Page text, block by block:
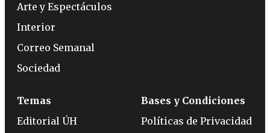
Arte y Espectáculos
Interior
Correo Semanal
Sociedad
Temas
Editorial ÚH
Bases y Condiciones
Políticas de Privacidad